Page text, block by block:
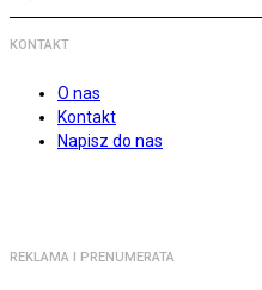
KONTAKT
O nas
Kontakt
Napisz do nas
REKLAMA I PRENUMERATA